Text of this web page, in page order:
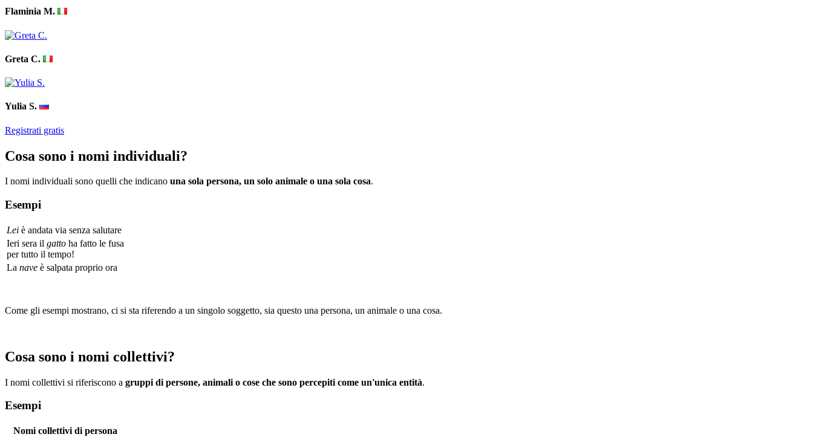
Flaminia M.
Greta C.
Yulia S.
Registrati gratis
Cosa sono i nomi individuali?
I nomi individuali sono quelli che indicano una sola persona, un solo animale o una sola cosa.
Esempi
Lei è andata via senza salutare
Ieri sera il gatto ha fatto le fusa
per tutto il tempo!
La nave è salpata proprio ora
Come gli esempi mostrano, ci si sta riferendo a un singolo soggetto, sia questo una persona, un animale o una cosa.
Cosa sono i nomi collettivi?
I nomi collettivi si riferiscono a gruppi di persone, animali o cose che sono percepiti come un'unica entità.
Esempi
Nomi collettivi di persona